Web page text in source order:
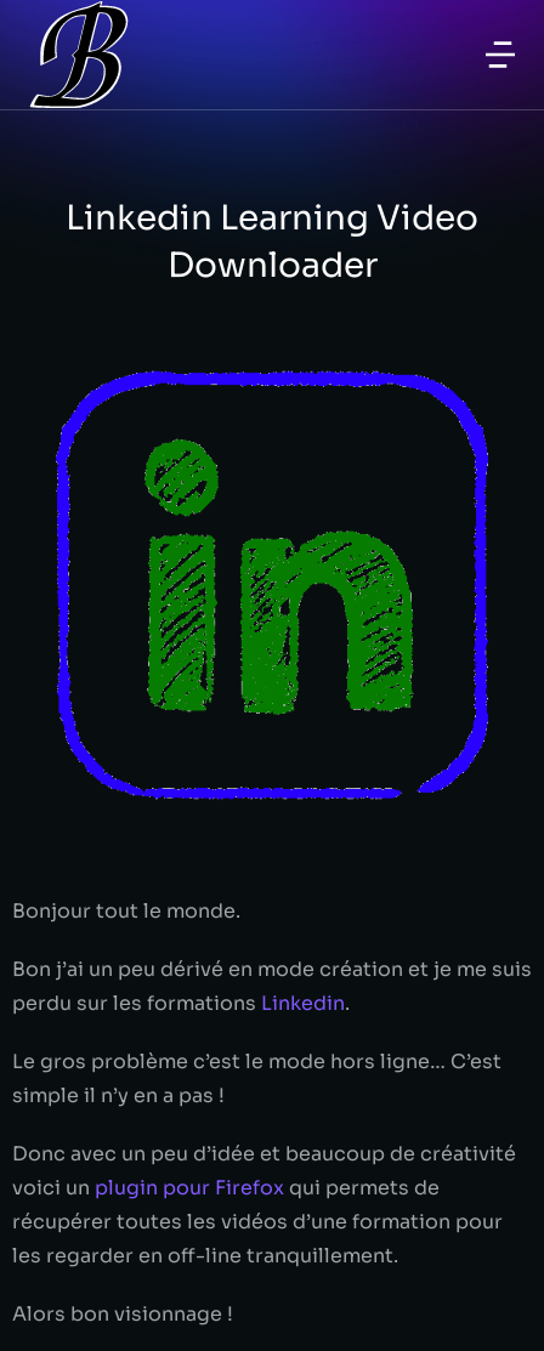
Linkedin Learning Video
Downloader
Bonjour tout le monde.
Bon j’ai un peu dérivé en mode création et je me suis
perdu sur les formations Linkedin.
Le gros problème c’est le mode hors ligne… C’est
simple il n’y en a pas !
Donc avec un peu d’idée et beaucoup de créativité
voici un plugin pour Firefox qui permets de
récupérer toutes les vidéos d’une formation pour
les regarder en off-line tranquillement.
Alors bon visionnage !